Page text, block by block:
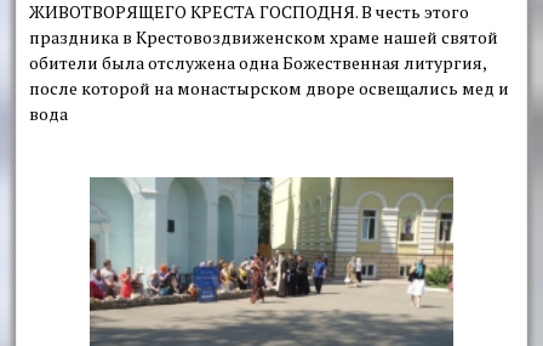
ЖИВОТВОРЯЩЕГО КРЕСТА ГОСПОДНЯ. В честь этого
праздника в Крестовоздвиженском храме нашей святой
обители была отслужена одна Божественная литургия,
после которой на монастырском дворе освещались мед и
вода